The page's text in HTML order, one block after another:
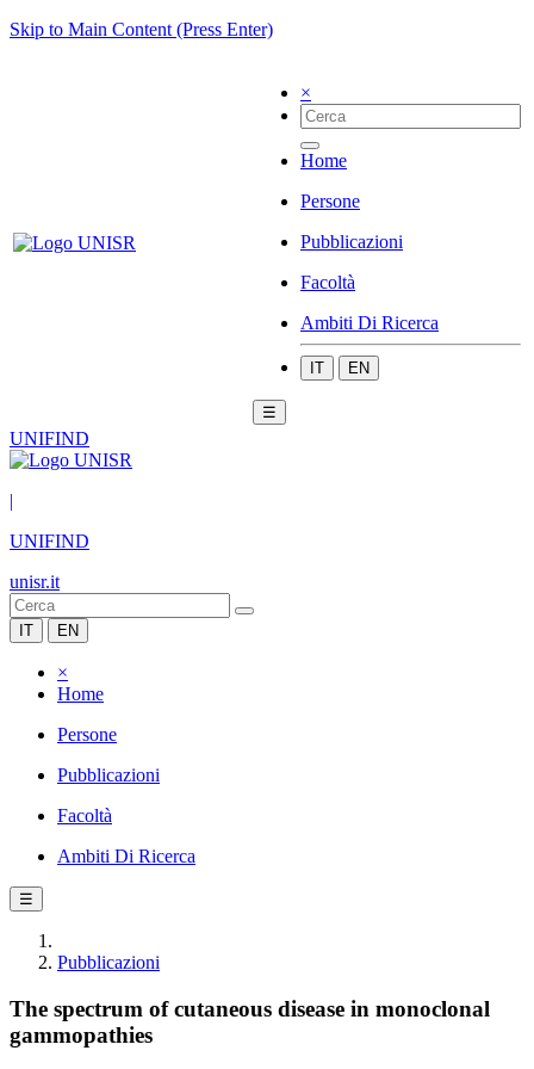
Skip to Main Content (Press Enter)
×
Home
Persone
Pubblicazioni
Facoltà
Ambiti Di Ricerca
IT EN
☰
UNIFIND
|
UNIFIND
unisr.it
IT EN
×
Home
Persone
Pubblicazioni
Facoltà
Ambiti Di Ricerca
☰
Pubblicazioni
The spectrum of cutaneous disease in monoclonal
gammopathies